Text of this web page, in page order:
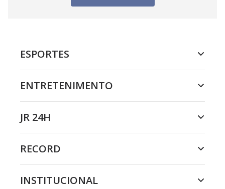
ESPORTES
ENTRETENIMENTO
JR 24H
RECORD
INSTITUCIONAL